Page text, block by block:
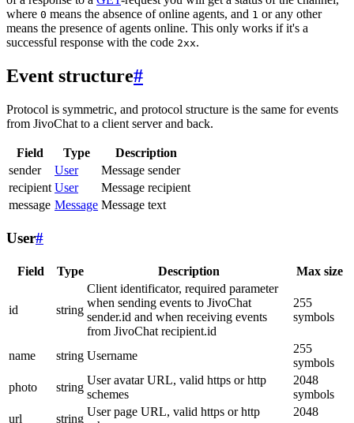
where 0 means the absence of online agents, and 1 or any other
means the presence of agents online. This only works if it's a
successful response with the code 2xx.
Event structure#
Protocol is symmetric, and protocol structure is the same for events
from JivoChat to a client server and back.
Field Type
Description
sender
User
Message sender
recipient User
Message recipient
message Message Message text
User#
Field Type Description Max size
id string
Client identificator, required parameter
when sending events to JivoChat
sender.id and when receiving events
from JivoChat recipient.id
255
symbols
name string Username
255
symbols
photo
string
User avatar URL, valid https or http
schemes
2048
symbols
url
string
User page URL, valid https or http
2048